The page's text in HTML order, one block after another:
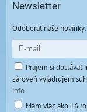
Newsletter
Odoberať naše novinky:
Prajem si dostávať
zároveň vyjadrujem
info
Mám viac ako 16